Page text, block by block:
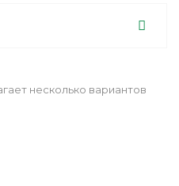
несколько вариантов